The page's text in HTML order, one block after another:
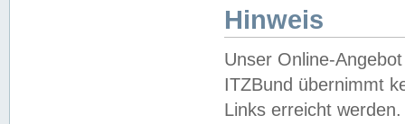
Hinweis
Unser Online-
ITZBund übernimmt
Links erreicht